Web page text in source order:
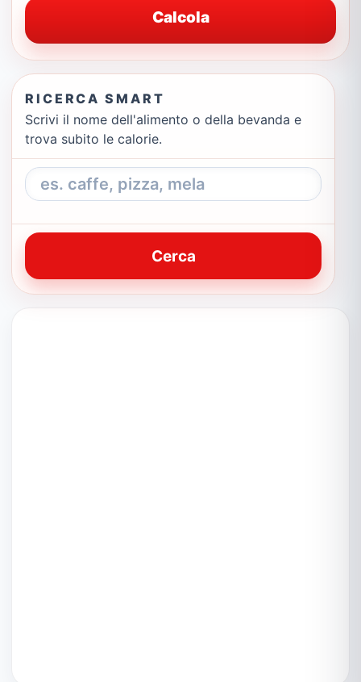
Calcola
RICERCA SMART
Scrivi il nome dell'alimento o della bevanda e
trova subito le calorie.
Cerca